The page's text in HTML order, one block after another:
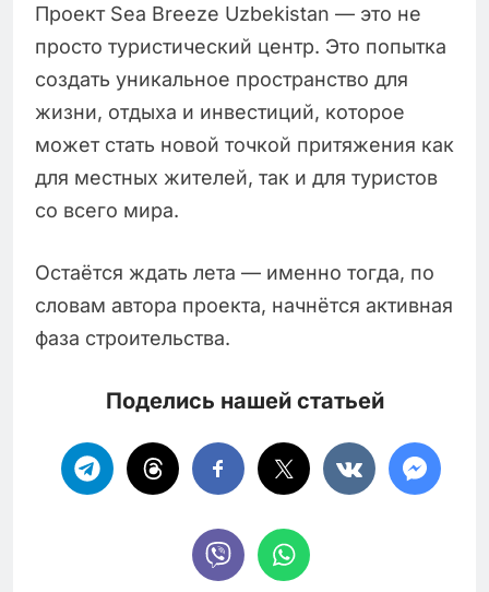
Проект Sea Breeze Uzbekistan — это не
просто туристический центр. Это попытка
создать уникальное пространство для
жизни, отдыха и инвестиций, которое
может стать новой точкой притяжения как
для местных жителей, так и для туристов
со всего мира.
Остаётся ждать лета — именно тогда, по
словам автора проекта, начнётся активная
фаза строительства.
Поделись нашей статьей